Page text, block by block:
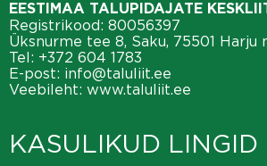
EESTIMAA TALUPIDAJATE
Registrikood: 80056397
Üksnurme tee 8, Saku, 75501 Harju
Tel: +372 604 1783
E-post: info@taluliit.ee
Veebileht: www.taluliit.ee
KASULIKUD LINGID